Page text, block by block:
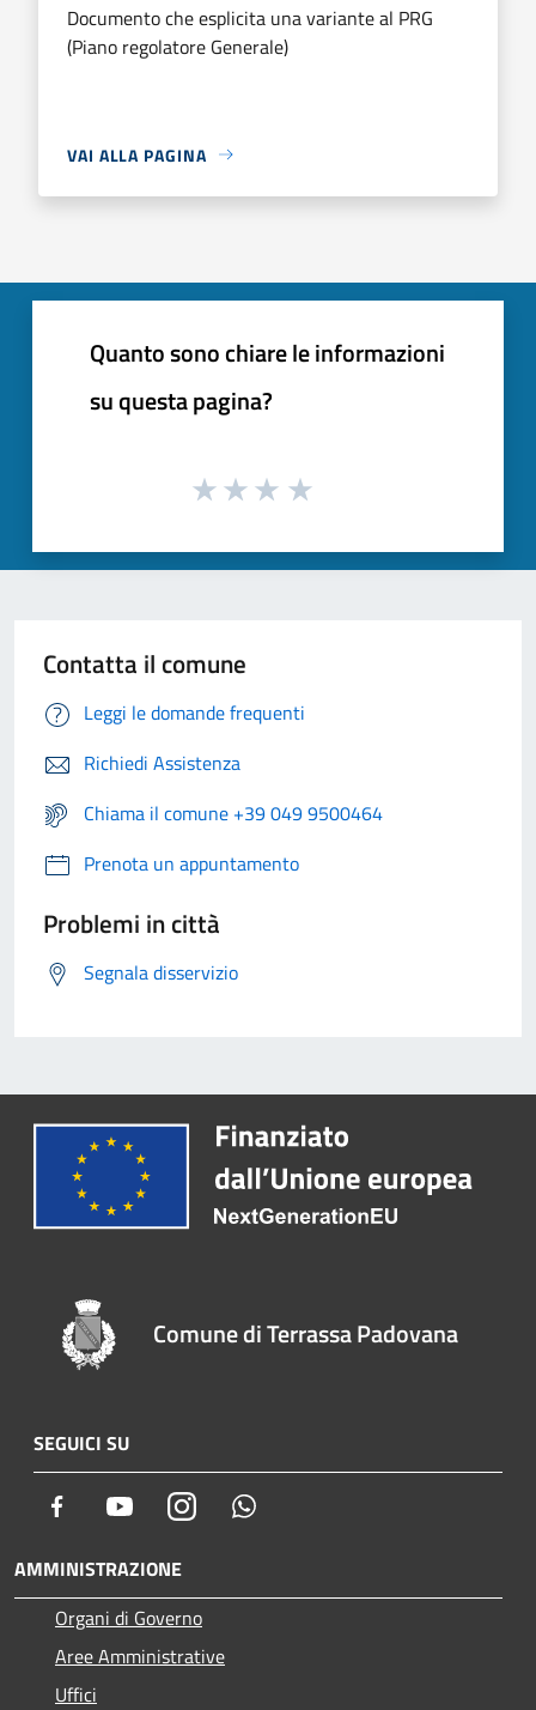
Documento che esplicita una variante al PRG
(Piano regolatore Generale)
VAI ALLA PAGINA
Quanto sono chiare le informazioni
su questa pagina?
Contatta il comune
Leggi le domande frequenti
Richiedi Assistenza
Chiama il comune +39 049 9500464
Prenota un appuntamento
Problemi in città
Segnala disservizio
Comune di Terrassa Padovana
SEGUICI SU
Facebook YoutubeInstagram
AMMINISTRAZIONE
Organi di Governo
Aree Amministrative
Uffici